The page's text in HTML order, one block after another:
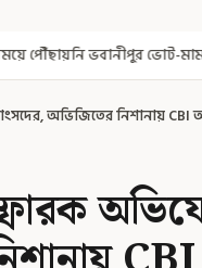
নথি! রেজিস্ট্রার জেনারেলের
অভিজিতের নিশানায় CBI